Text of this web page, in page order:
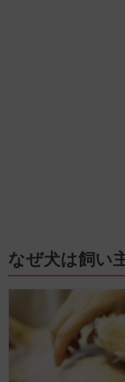
なぜ犬は飼い